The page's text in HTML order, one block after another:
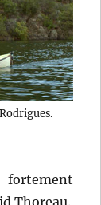
Thoreau.